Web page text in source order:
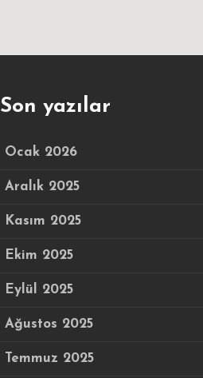
Son yazılar
Ocak 2026
Aralık 2025
Kasım 2025
Ekim 2025
Eylül 2025
Ağustos 2025
Temmuz 2025